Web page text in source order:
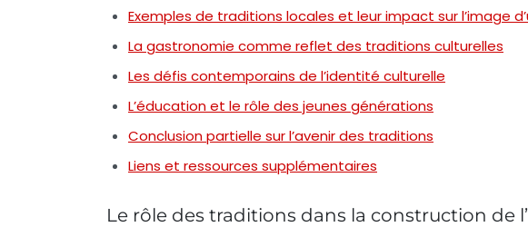
Exemples de traditions locales et leur impact sur l’image
La gastronomie comme reflet des traditions culturelles
Les défis contemporains de l’identité culturelle
L’éducation et le rôle des jeunes générations
Conclusion partielle sur l’avenir des traditions
Liens et ressources supplémentaires
Le rôle des traditions dans la construction de